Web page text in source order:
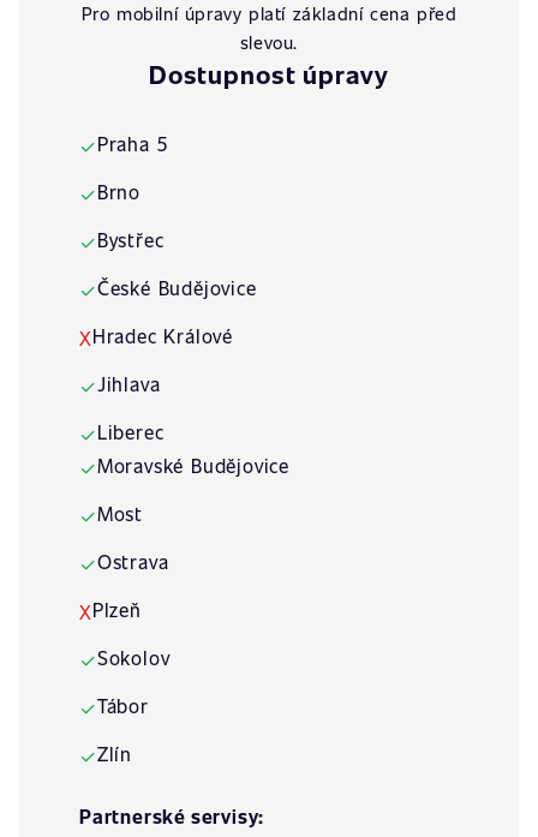
Pro mobilní úpravy platí základní cena před
slevou.
Dostupnost úpravy
✓Praha 5
✓Brno
✓Bystřec
✓České Budějovice
XHradec Králové
✓Jihlava
✓Liberec
✓Moravské Budějovice
✓Most
✓Ostrava
XPlzeň
✓Sokolov
✓Tábor
✓Zlín
Partnerské servisy: